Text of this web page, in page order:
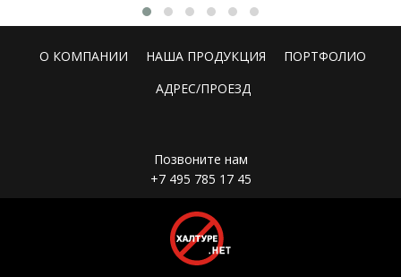
О КОМПАНИИ НАША ПРОДУКЦИЯ
ПОРТФОЛИО
АДРЕС/ПРОЕЗД
Позвоните нам
+7 495 785 17 45